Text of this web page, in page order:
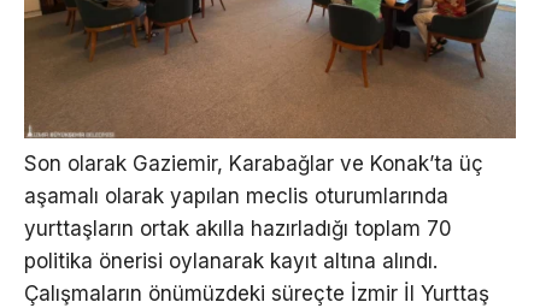
Son olarak Gaziemir, Karabağlar ve Konak’ta üç
aşamalı olarak yapılan meclis oturumlarında
yurttaşların ortak akılla hazırladığı toplam 70
politika önerisi oylanarak kayıt altına alındı.
Çalışmaların önümüzdeki süreçte İzmir İl Yurttaş